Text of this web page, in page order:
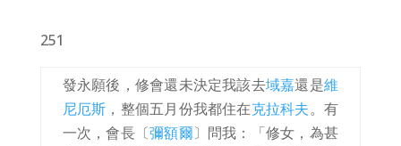
251
發永願後，修會還未決定我該去域嘉還是維
尼厄斯 ，整個五月份我都住在克拉科夫。有
一次，會長〔彌額爾〕問我：「修女，為甚